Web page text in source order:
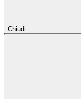
Chiudi